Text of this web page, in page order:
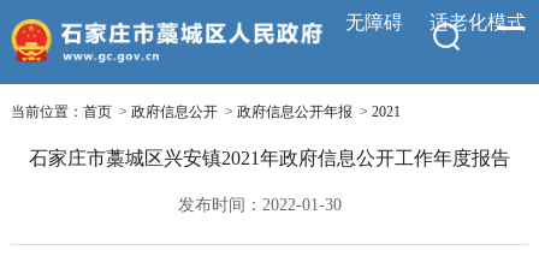
无障碍 适老化模式
当前位置： 首页> 政府信息公开> 政府信息公开年报 > 2021
石家庄市藁城区兴安镇2021年政府信息公开工作年度报告
发布时间：2022-01-30